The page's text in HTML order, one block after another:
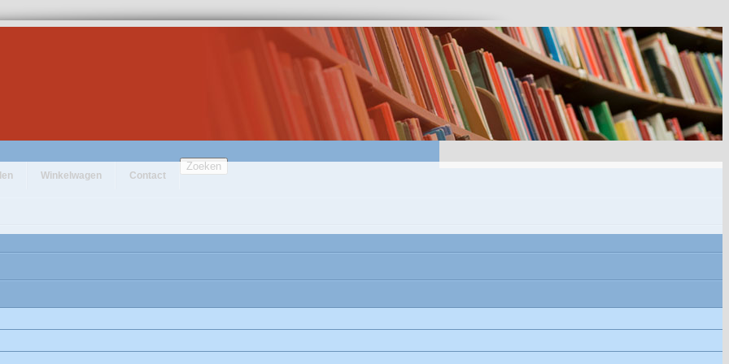
Winkelwagen Contact
Zoeken